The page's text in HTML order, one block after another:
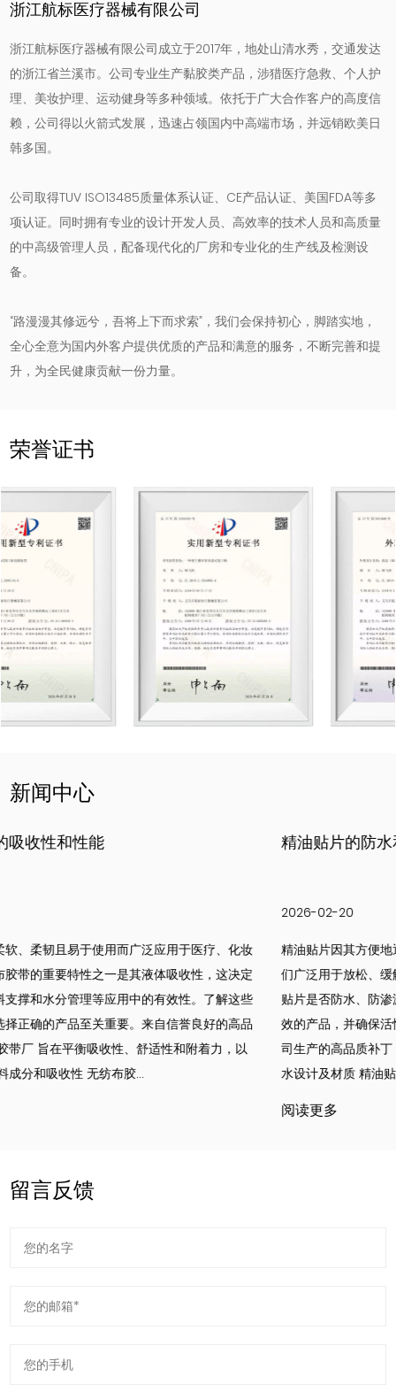
浙江航标医疗器械有限公司
浙江航标医疗器械有限公司成立于2017年，地处山清水秀，交通发达
的浙江省兰溪市。公司专业生产黏胶类产品，涉猎医疗急救、个人护
理、美妆护理、运动健身等多种领域。依托于广大合作客户的高度信
赖，公司得以火箭式发展，迅速占领国内中高端市场，并远销欧美日
韩多国。
公司取得TUV ISO13485质量体系认证、CE产品认证、美国FDA等多
项认证。同时拥有专业的设计开发人员、高效率的技术人员和高质量
的中高级管理人员，配备现代化的厂房和专业化的生产线及检测设
备。
“路漫漫其修远兮，吾将上下而求索”，我们会保持初心，脚踏实地，
全心全意为国内外客户提供优质的产品和满意的服务，不断完善和提
升，为全民健康贡献一份力量。
荣誉证书
新闻中心
精油贴片的防水和阻隔性能
精油贴片因其方便地通过皮肤提供治疗效果而变得越来越受欢迎。
们广泛用于放松、缓解疼痛和局部治疗。用户重要的考虑因素之一
贴片是否防水、防渗漏。了解防水性和阻隔性能有助于消费者选择
效的产品，并确保活性成分在使用过程中保持有效。由信誉良好的
司生产的高品质补丁 精油贴片厂 旨在提供舒适性和可靠的保护。
水设计及材质 精油贴片的防水性质主要取决于...
留言反馈